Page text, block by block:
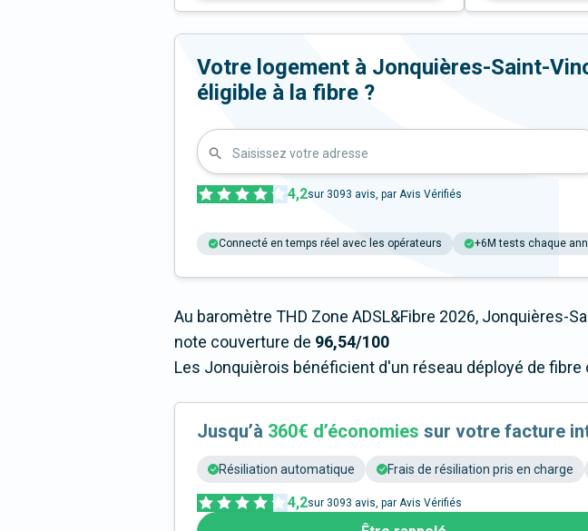
Votre logement à Jonquières-Saint-
éligible à la fibre ?
Saisissez votre adresse
4,2sur 3093 avis, par Avis Vérifiés
Connecté en temps réel avec les opérateurs +6M tests chaque
Au baromètre THD Zone ADSL&Fibre 2026, Jonquières-
note couverture de 96,54/100
Les Jonquièrois bénéficient d'un réseau déployé de
Jusqu’à 360€ d’économies sur votre facture
Résiliation automatique Frais de résiliation pris en charge
4,2sur 3093 avis, par Avis Vérifiés